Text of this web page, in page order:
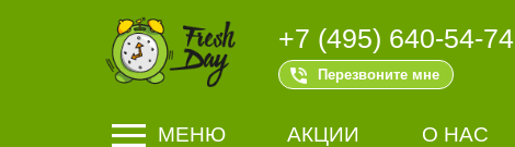
+7 (495) 640-54-74
Перезвоните мне
МЕНЮ АКЦИИ О НАС